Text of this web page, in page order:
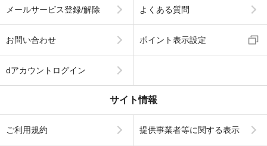
メールサービス登録/解除 よくある質問
お問い合わせ ポイント表示設定
dアカウントログイン
サイト情報
ご利用規約 提供事業者等に関する表示